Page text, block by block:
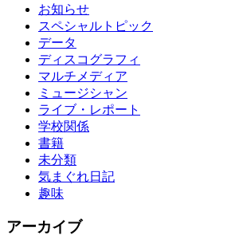
お知らせ
スペシャルトピック
データ
ディスコグラフィ
マルチメディア
ミュージシャン
ライブ・レポート
学校関係
書籍
未分類
気まぐれ日記
趣味
アーカイブ